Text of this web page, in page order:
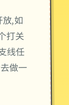
,如
打关
线任
做一